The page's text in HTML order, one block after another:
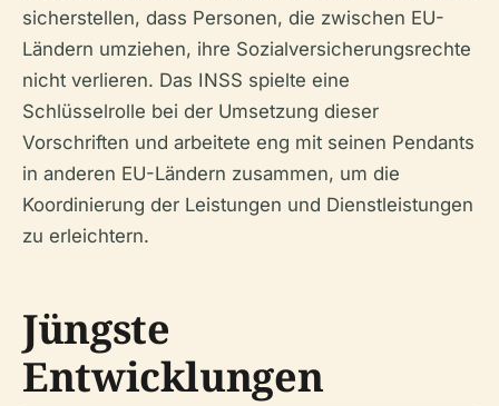
sicherstellen, dass Personen, die zwischen EU-
Ländern umziehen, ihre Sozialversicherungsrechte
nicht verlieren. Das INSS spielte eine
Schlüsselrolle bei der Umsetzung dieser
Vorschriften und arbeitete eng mit seinen Pendants
in anderen EU-Ländern zusammen, um die
Koordinierung der Leistungen und Dienstleistungen
zu erleichtern.
Jüngste
Entwicklungen